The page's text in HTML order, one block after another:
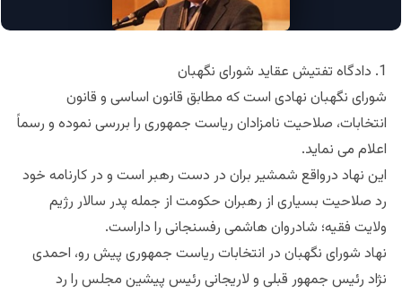
1. دادگاه تفتیش عقاید شورای نگهبان
شورای نگهبان نهادی است که مطابق قانون اساسی و قانون
انتخابات، صلاحیت نامزادان ریاست جمهوری را بررسی نموده و رسماً
اعلام می نماید.
این نهاد درواقع شمشیر بران در دست رهبر است و در کارنامه خود
رد صلاحیت بسیاری از رهبران حکومت از جمله پدر سالار رژیم
ولایت فقیه؛ شادروان هاشمی رفسنجانی را داراست.
نهاد شورای نگهبان در انتخابات ریاست جمهوری پیش رو، احمدی
نژاد رئیس جمهور قبلی و لاریجانی رئیس پیشین مجلس را رد